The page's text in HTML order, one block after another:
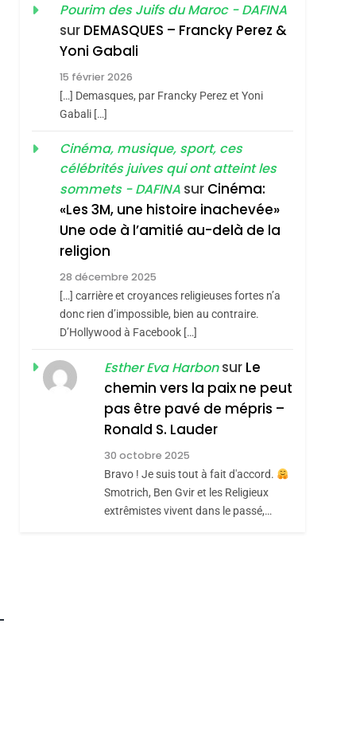
Dis Guerre»: La
Nouvelle Chanson De
Boy George
ISRAÉL JUDAISME
Accords D’Isaac:
L’alliance Pourrait
S’étendre À 13 Pays
D’Amérique Latine
ISRAÉL JUDAISME
5
Meurtrière Selon Le
Rapport D’ADL
Contre
L’antisémitisme
FRANCE ISRAÉL
FIÈRE, DIGNE ET
RÉSILIENTE :
POURQUOI JE
REVENDIQUE MA
JUDAÏTE Par Thérèse
Zrihen-Dvir
ISRAÉL JUDAISME
CE QUI NOUS
MANQUE – Jacques
Hadida
JUDAISME
Maroc : Les Amandes
Pourim des Juifs du Maroc - DAFINA
sur DEMASQUES – Francky Perez &
Yoni Gabali
15 février 2026
[…] Demasques, par Francky Perez et Yoni
Gabali […]
Cinéma, musique, sport, ces
célébrités juives qui ont atteint les
sommets - DAFINA sur Cinéma:
«Les 3M, une histoire inachevée»
Une ode à l’amitié au-delà de la
religion
28 décembre 2025
[…] carrière et croyances religieuses fortes n’a
donc rien d’impossible, bien au contraire.
D’Hollywood à Facebook […]
Esther Eva Harbonsur Le
chemin vers la paix ne peut
pas être pavé de mépris –
Ronald S. Lauder
30 octobre 2025
Bravo ! Je suis tout à fait d'accord.
Smotrich, Ben Gvir et les Religieux
extrêmistes vivent dans le passé,…
Zrihen-